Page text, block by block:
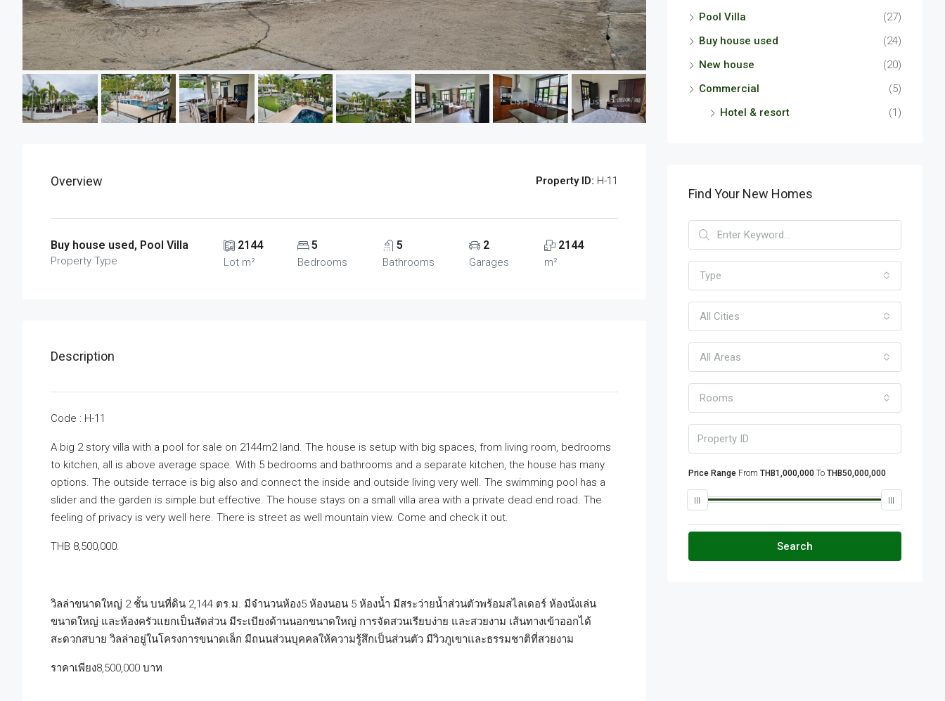
Overview Property ID: H-11
Buy house used, Pool Villa
Property Type
2144
Lot m²
5
Bedrooms
5
Bathrooms
2
Garages
2144
m²
Description
Code : H-11
A big 2 story villa with a pool for sale on 2144m2 land. The house is setup with big spaces, from living room, bedrooms
to kitchen, all is above average space. With 5 bedrooms and bathrooms and a separate kitchen, the house has many
options. The outside terrace is big also and connect the inside and outside living very well. The swimming pool has a
slider and the garden is simple but effective. The house stays on a small villa area with a private dead end road. The
feeling of privacy is very well here. There is street as well mountain view. Come and check it out.
THB 8,500,000.
วิลล่าขนาดใหญ่ 2 ชั้น บนที่ดิน 2,144 ตร.ม. มีจำนวนห้อง5 ห้องนอน 5 ห้องน้ำ มีสระว่ายน้ำส่วนตัวพร้อมสไลเดอร์ ห้องนั่งเล่น
ขนาดใหญ่ และห้องครัวแยกเป็นสัดส่วน มีระเบียงด้านนอกขนาดใหญ่ การจัดสวนเรียบง่าย และสวยงาม เส้นทางเข้าออกได้
สะดวกสบาย วิลล่าอยู่ในโครงการขนาดเล็ก มีถนนส่วนบุคคลให้ความรู้สึกเป็นส่วนตัว มีวิวภูเขาและธรรมชาติที่สวยงาม
ราคาเพียง8,500,000 บาท
Pool Villa
(27)
Buy house used
(24)
New house
(20)
Commercial
(5)
Hotel & resort
(1)
Find Your New Homes
Type
All Cities
All Areas
Rooms
Price Range From THB1,000,000 To THB50,000,000
Search